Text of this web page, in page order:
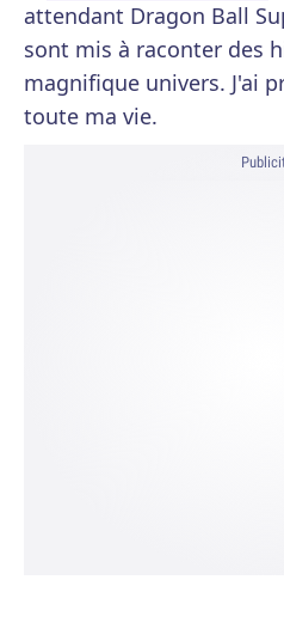
attendant Dragon Ball
sont mis à raconter des
magnifique univers. J'ai
toute ma vie.